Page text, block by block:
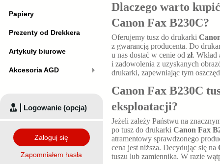
Dlaczego warto
Canon Fax B230C?
Oferujemy tusz do drukarki
z gwarancją producenta. Do
u nas dostać w cenie od zł.
i zadowolenia z uzyskanych
drukarki, zapewniając tym
Canon Fax B230C
eksploatacji?
Jeżeli zależy Państwu na
po tusz do drukarki Canon Fax
atramentowy sprawdzonego
cena jest niższa. Decydując się na
tuszu lub zamiennika. W razie
Papiery
Prezenty od Drekkera
Artykuły biurowe
Akcesoria AGD
Logowanie (opcja)
Zaloguj się
Zapomniałem hasła